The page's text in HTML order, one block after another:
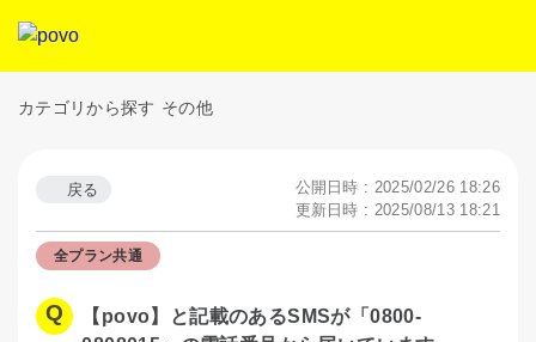
カテゴリから探す その他
戻る
公開日時 : 2025/02/26 18:26
更新日時 : 2025/08/13 18:21
全プラン共通
【povo】と記載のあるSMSが「0800-